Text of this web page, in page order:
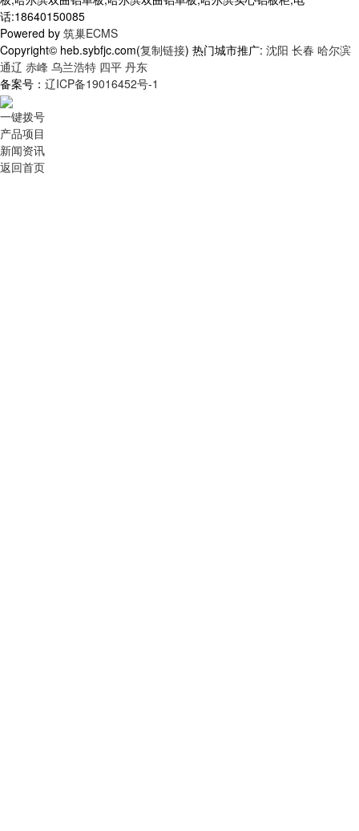
话:18640150085
Powered by 筑巢ECMS
Copyright© heb.sybfjc.com(复制链接) 热门城市推广: 沈阳 长春 哈尔滨
通辽 赤峰 乌兰浩特 四平 丹东
备案号： 辽ICP备19016452号-1
一键拨号
产品项目
新闻资讯
返回首页